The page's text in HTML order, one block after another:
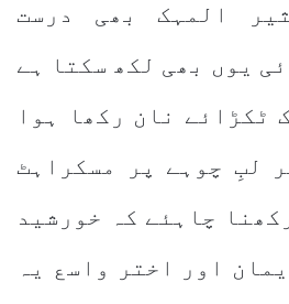
المہک بھی درست
یوں بھی لکھ سکتا ہے
ٹکڑائے نان رکھا ہوا
لبِ چوہے پر مسکراہٹ
چاہئے کہ خورشید
اور اختر واسع یہ